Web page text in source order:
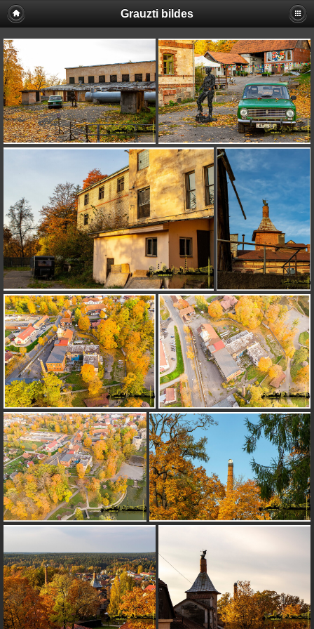
Grauzti bildes